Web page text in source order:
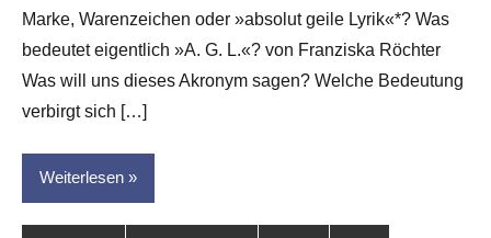
Leitner
Marke, Warenzeichen oder »absolut geile Lyrik«*? Was
bedeutet eigentlich »A. G. L.«? von Franziska Röchter
Was will uns dieses Akronym sagen? Welche Bedeutung
verbirgt sich […]
Weiterlesen